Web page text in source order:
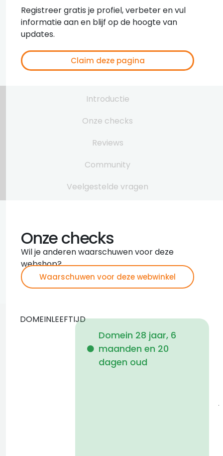
Registreer gratis je profiel, verbeter en vul
informatie aan en blijf op de hoogte van
updates.
Claim deze pagina
Introductie
Onze checks
Reviews
Community
Veelgestelde vragen
Onze checks
Wil je anderen waarschuwen voor deze
webshop?
Waarschuwen voor deze webwinkel
DOMEINLEEFTIJD
Domein 28 jaar, 6
maanden en 20
dagen oud